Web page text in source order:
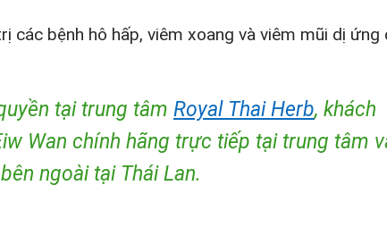
các bệnh hô hấp, viêm xoang và viêm mũi dị ứng
tại trung tâm Royal Thai Herb, khách
Wan chính hãng trực tiếp tại trung tâm
ngoài tại Thái Lan.